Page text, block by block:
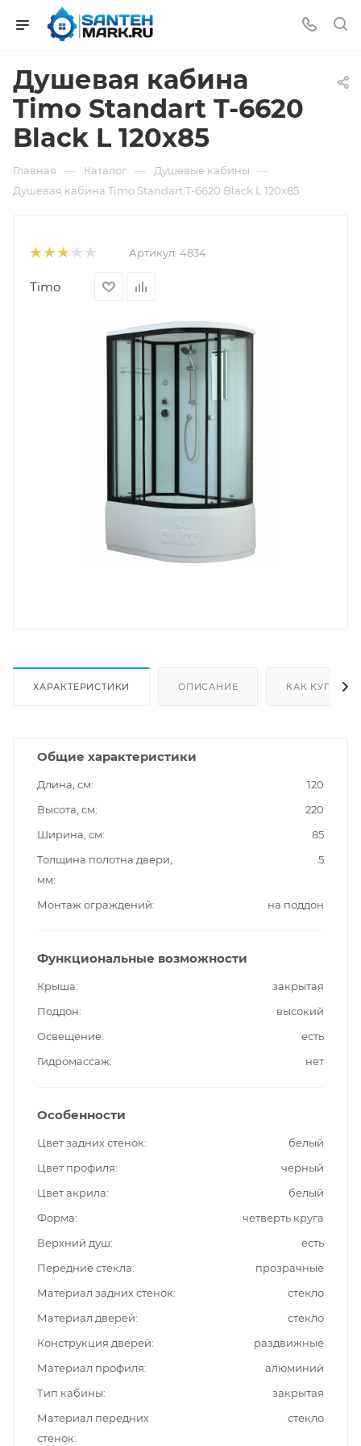
Душевая кабина
Timo Standart T-6620
Black L 120x85
Главная — Каталог — Душевые кабины —
Душевая кабина Timo Standart T-6620 Black L 120x85
Артикул: 4834
Timo
ХАРАКТЕРИСТИКИ ОПИСАНИЕ КАК КУПИТЬ
Общие характеристики
Длина, см
120
Высота, см
220
Ширина, см
85
Толщина полотна двери,
мм
5
Монтаж ограждений на поддон
Функциональные возможности
Крыша
закрытая
Поддон
высокий
Освещение
есть
Гидромассаж
нет
Особенности
Цвет задних стенок
белый
Цвет профиля
черный
Цвет акрила
белый
Форма
четверть круга
Верхний душ
есть
Передние стекла
прозрачные
Материал задних стенок
стекло
Материал дверей
стекло
Конструкция дверей
раздвижные
Материал профиля
алюминий
Тип кабины
закрытая
Материал передних
стенок
стекло